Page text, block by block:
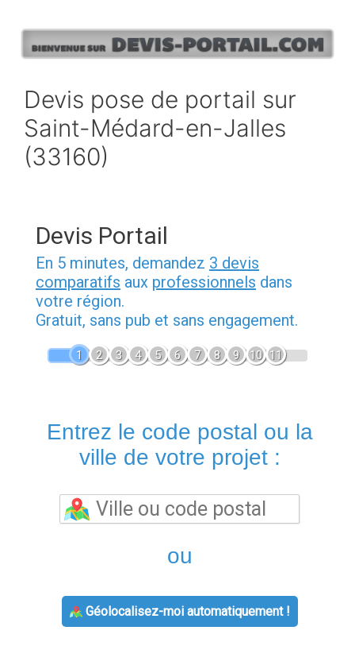
contenu
Devis pose de portail sur
Saint-Médard-en-Jalles
(33160)
Devis Portail
En 5 minutes, demandez 3 devis
comparatifs aux professionnels dans
votre région.
Gratuit, sans pub et sans engagement.
1 2 3 4 5 6 7 8 9 10 11
Entrez le code postal ou la
ville de votre projet :
ou
Géolocalisez-moi automatiquement !